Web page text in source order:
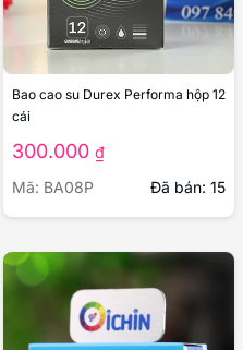
Bao cao su Durex Performa hộp 12
cái
300.000 ₫
Mã: BA08P
Đã bán: 15